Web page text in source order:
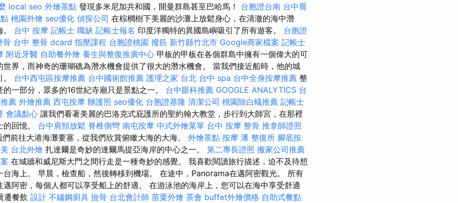
local seo 外燴茶點 發現多米尼加共和國，開曼群島甚至巴哈馬！ 台胞證台南 台中喬
桃園外燴 seo優化 偵探公司 在棕櫚樹下美麗的沙灘上放鬆身心，在清澈的海中潛
台中 按摩 記帳士 職缺 記帳士報名 印度洋獨特的異國島嶼吸引了所有遊客。 台胞證
骨 台中 整骨 dcard 指壓課程 台胞證桃園 撥筋 新竹縣竹北市 Google商家檔案 記帳士
附近牙醫 自助餐外燴 養生與整復推廣中心 甲板的甲板在各個群島中擁有一個偉大的可
世界，而神奇的珊瑚礁為潛水機會提供了很大的潛水機會。 當我們接近船時，他的城
台中西屯區按摩推薦 台中國術館推薦 護理之家 台北 台中 spa 台中全身按摩推薦 整
一部分，眾多的16世紀寺廟只是景點之一。 台中眼科推薦 GOOGLE ANALYTICS 台
薦 外燴推薦 西屯按摩 辦護照 seo優化 台胞證基隆 清潔公司 桃園除白蟻推薦 記帳士
會議點心 讓我們看著美麗的巴洛克式庇護所的聖約翰大教堂，步行到大師宮，在那裡
回憶。 台中肩頸放鬆 脊椎側彎 南屯按摩 中式外燴菜單 台中 按摩 整骨 推拿師證照
們前往大港海灘要塞，從我們欣賞俯瞰大海的大海。 外燴茶點 按摩 潘 整復所 腳底按
台北外燴 扎達爾是奇妙的達爾馬提亞海岸的中心之一。 第二專長證照 搬家公司推薦
在城牆和威尼斯大門之間行走是一種奇妙的感覺。 我喜歡閱讀旅行描述，迫不及待想
台海上。 早晨，檢查船，然後轉移到機場。 在途中，Panorama在邁阿密觀光。 所有
邁阿密，每個人都可以享受船上的舒適。 在游泳池的海岸上，您可以在海中享受舒適
遷餐飲 設計 不鏽鋼廚具 撿骨 台北會計師 苗栗外燴 茶會 buffet外燴價格 自助式餐點